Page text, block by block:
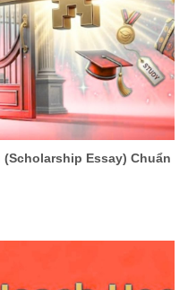
Essay) Chuẩn